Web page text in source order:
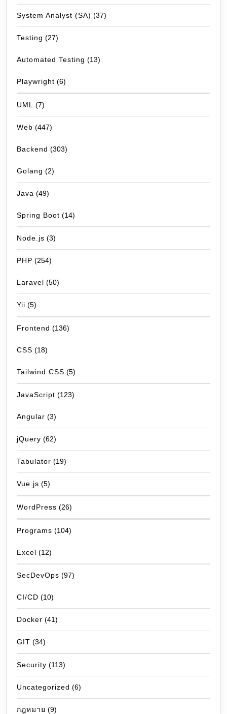
System Analyst (SA) (37)
Testing (27)
Automated Testing (13)
Playwright (6)
UML (7)
Web (447)
Backend (303)
Golang (2)
Java (49)
Spring Boot (14)
Node.js (3)
PHP (254)
Laravel (50)
Yii (5)
Frontend (136)
CSS (18)
Tailwind CSS (5)
JavaScript (123)
Angular (3)
jQuery (62)
Tabulator (19)
Vue.js (5)
WordPress (26)
Programs (104)
Excel (12)
SecDevOps (97)
CI/CD (10)
Docker (41)
GIT (34)
Security (113)
Uncategorized (6)
กฎหมาย (9)